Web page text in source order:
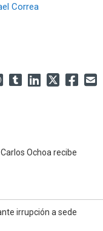
Correa
Ochoa recibe
irrupción a sede